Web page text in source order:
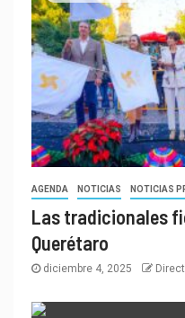
AGENDA NOTICIAS NOTICIAS
Las tradicionales
Querétaro
diciembre 4, 2025